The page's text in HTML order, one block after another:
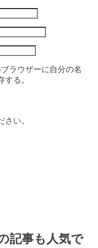
ラウザーに自分の名
る。
さい。
記事も人気で